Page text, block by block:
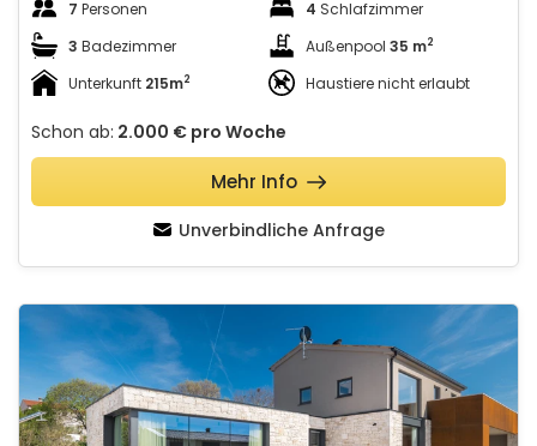
7 Personen 4 Schlafzimmer
3 Badezimmer Außenpool 35 m2
Unterkunft 215m2 Haustiere nicht erlaubt
Schon ab: 2.000 € pro Woche
Unverbindliche Anfrage
Mehr Info
Villa Palmeta
Schauen Sie sich die